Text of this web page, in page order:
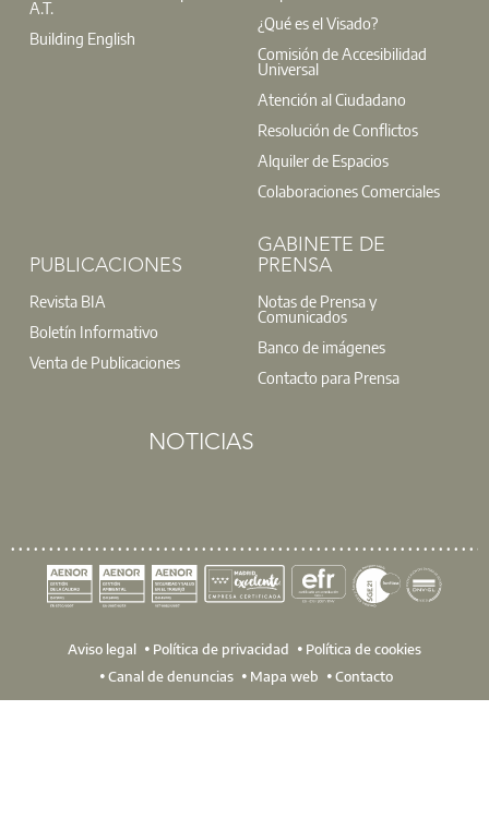
A.T.
Building English
¿Qué es el Visado?
Comisión de Accesibilidad
Universal
Atención al Ciudadano
Resolución de Conflictos
Alquiler de Espacios
Colaboraciones Comerciales
PUBLICACIONES
Revista BIA
Boletín Informativo
Venta de Publicaciones
GABINETE DE
PRENSA
Notas de Prensa y
Comunicados
Banco de imágenes
Contacto para Prensa
NOTICIAS
Aviso legal Política de privacidad
Política de cookies
Canal de denuncias
Mapa web Contacto